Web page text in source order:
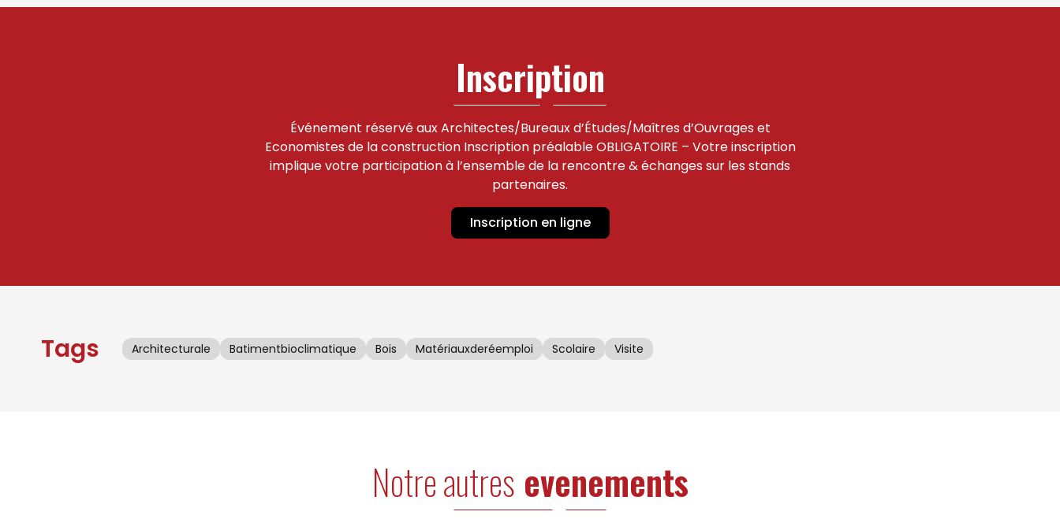
Inscription
Événement réservé aux Architectes/Bureaux d’Études/Maîtres d’Ouvrages et
Economistes de la construction Inscription préalable OBLIGATOIRE – Votre inscription
implique votre participation à l’ensemble de la rencontre & échanges sur les stands
partenaires.
Inscription en ligne
Tags Architecturale Batimentbioclimatique Bois Matériauxderéemploi Scolaire Visite
Notre autres evenements